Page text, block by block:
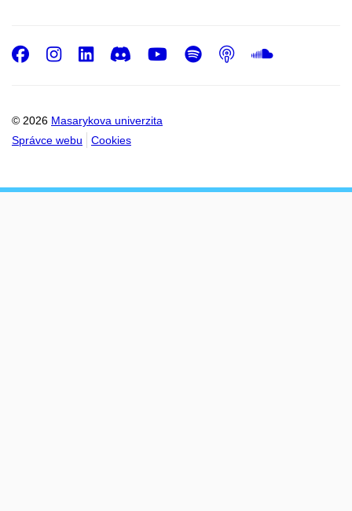
© 2026 Masarykova univerzita
Správce webu
Cookies
Facebook
Instagram
LinkedIn
DiscordYoutube
Spotify
Podcast